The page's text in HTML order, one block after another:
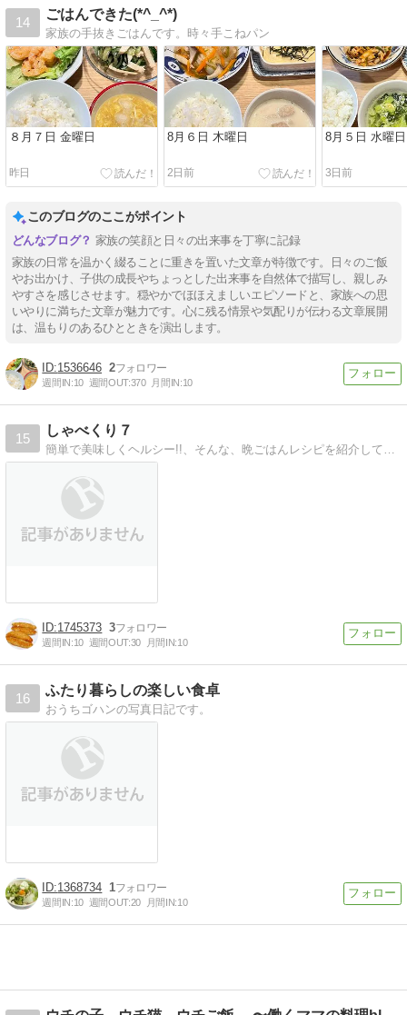
14
ごはんできた(*^_^*)
家族の手抜きごはんです。時々手こねパン
８月７日 金曜日
昨日
8月６日 木曜日
2日前
8月５日 水曜日
3日前
このブログのここがポイント
家族の笑顔と日々の出来事を丁寧に記録
家族の日常を温かく綴ることに重きを置いた文章が特徴です。日々のご飯
やお出かけ、子供の成長やちょっとした出来事を自然体で描写し、親しみ
やすさを感じさせます。穏やかでほほえましいエピソードと、家族への思
いやりに満ちた文章が魅力です。心に残る情景や気配りが伝わる文章展開
は、温もりのあるひとときを演出します。
1536646 2
週間IN:10 週間OUT:370 月間IN:10
15
しゃべくり７
簡単で美味しくヘルシー!!、そんな、晩ごはんレシピを紹介しています。
1745373 3
週間IN:10 週間OUT:30 月間IN:10
16
ふたり暮らしの楽しい食卓
おうちゴハンの写真日記です。
1368734 1
週間IN:10 週間OUT:20 月間IN:10